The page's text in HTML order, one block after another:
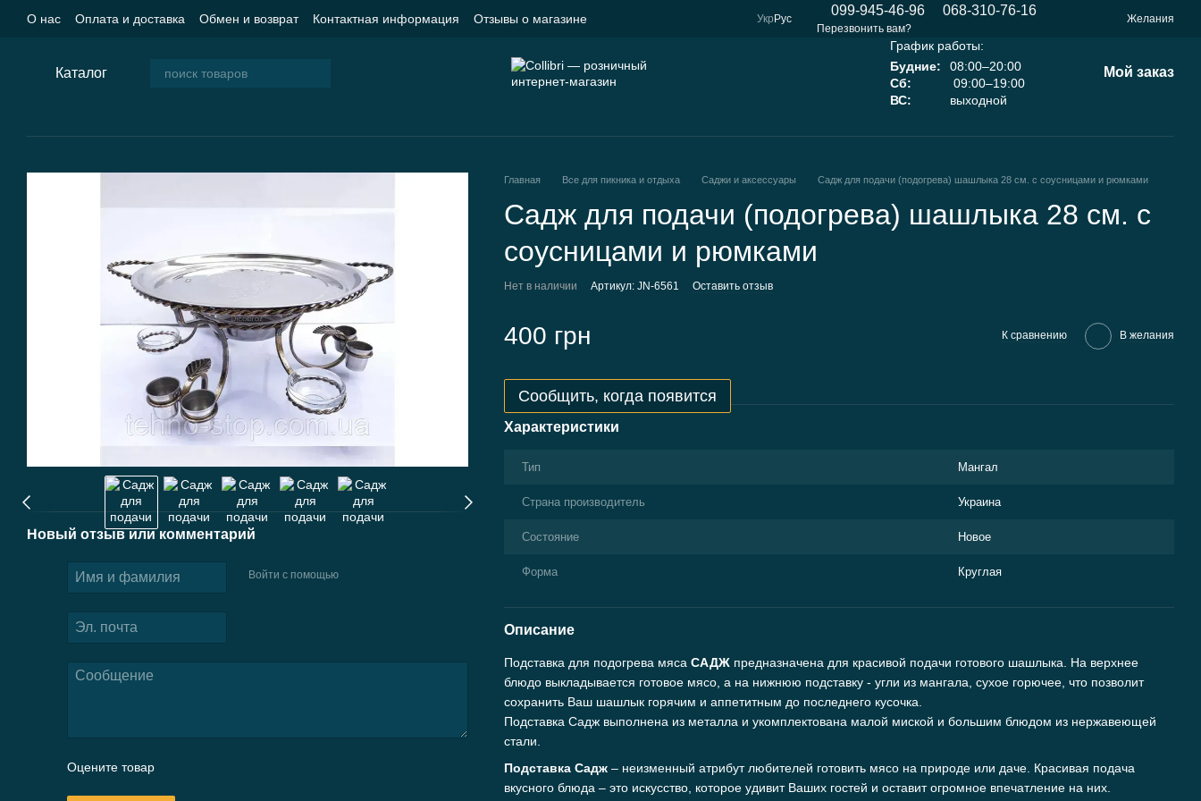
Перейти к основному контенту
О нас Оплата и доставка Обмен и возврат Контактная информация
Отзывы о магазине
Укр Рус
099-945-46-96 068-310-76-16
Перезвонить вам?
Желания
Каталог
График работы:
Будние:
08:00–20:00
Сб:
09:00–19:00
ВС:
выходной
Мой заказ
Новый отзыв или комментарий
Войти с помощью
Оцените товар
Главная Все для пикника и отдыха Саджи и аксессуары Садж для подачи (подогрева) шашлыка 28 см. с соусницами и рюмками
Садж для подачи (подогрева) шашлыка 28 см. с
соусницами и рюмками
Нет в наличии Артикул: JN-6561 Оставить отзыв
400 грн К сравнению В желания
Сообщить, когда появится
Характеристики
Тип Мангал
Страна производитель Украина
Состояние Новое
Форма Круглая
Описание
Подставка для подогрева мяса САДЖпредназначена для красивой подачи готового шашлыка. На верхнее
блюдо выкладывается готовое мясо, а на нижнюю подставку - угли из мангала, сухое горючее, что позволит
сохранить Ваш шашлык горячим и аппетитным до последнего кусочка.
Подставка Садж выполнена из металла и укомплектована малой миской и большим блюдом из нержавеющей
стали.
Подставка Садж– неизменный атрибут любителей готовить мясо на природе или даче. Красивая подача
вкусного блюда – это искусство, которое удивит Ваших гостей и оставит огромное впечатление на них.